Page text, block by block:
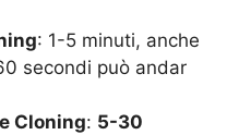
: 1-5 minuti, anche
secondi può andar
Cloning: 5-30